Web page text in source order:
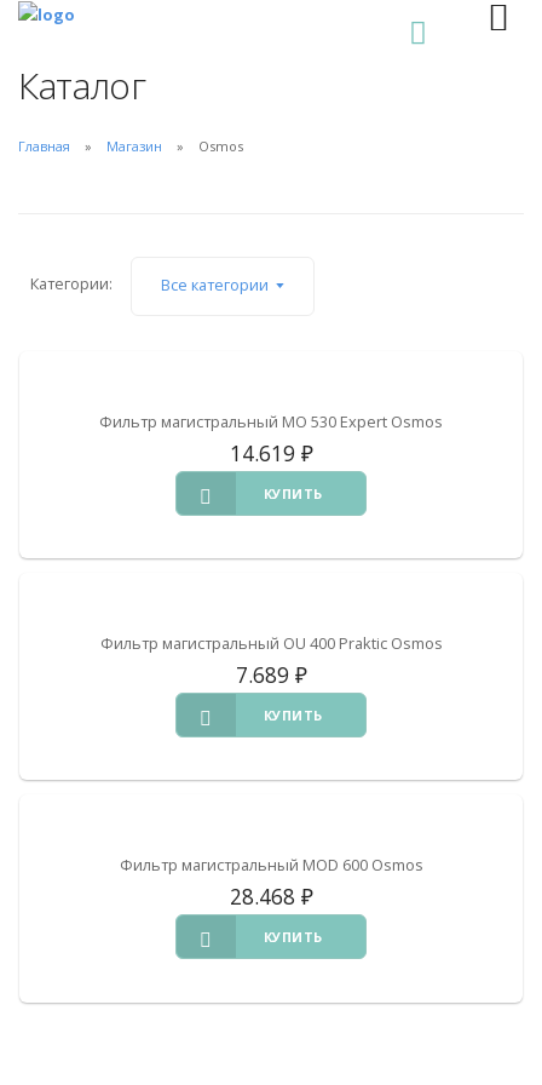
Каталог
Главная Магазин Osmos
Категории: Все категории
Фильтр магистральный МО 530 Expert Osmos
14.619 ₽
КУПИТЬ
Фильтр магистральный ОU 400 Praktic Osmos
7.689 ₽
КУПИТЬ
Фильтр магистральный МОD 600 Osmos
28.468 ₽
КУПИТЬ